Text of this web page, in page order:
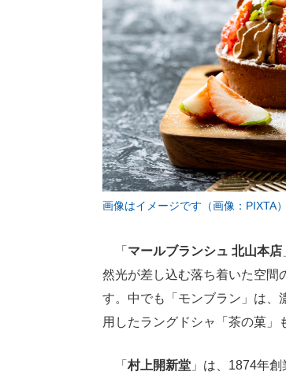
画像はイメージです（画像：PIXTA）
「 マールブランシュ 北山本店
然光が差し込む落ち着いた空間
す。中でも「モンブラン」は、
用したラングドシャ「茶の菓」
「 村上開新堂 」は、1874年